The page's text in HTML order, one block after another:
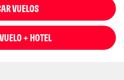
VUELOS
+ HOTEL